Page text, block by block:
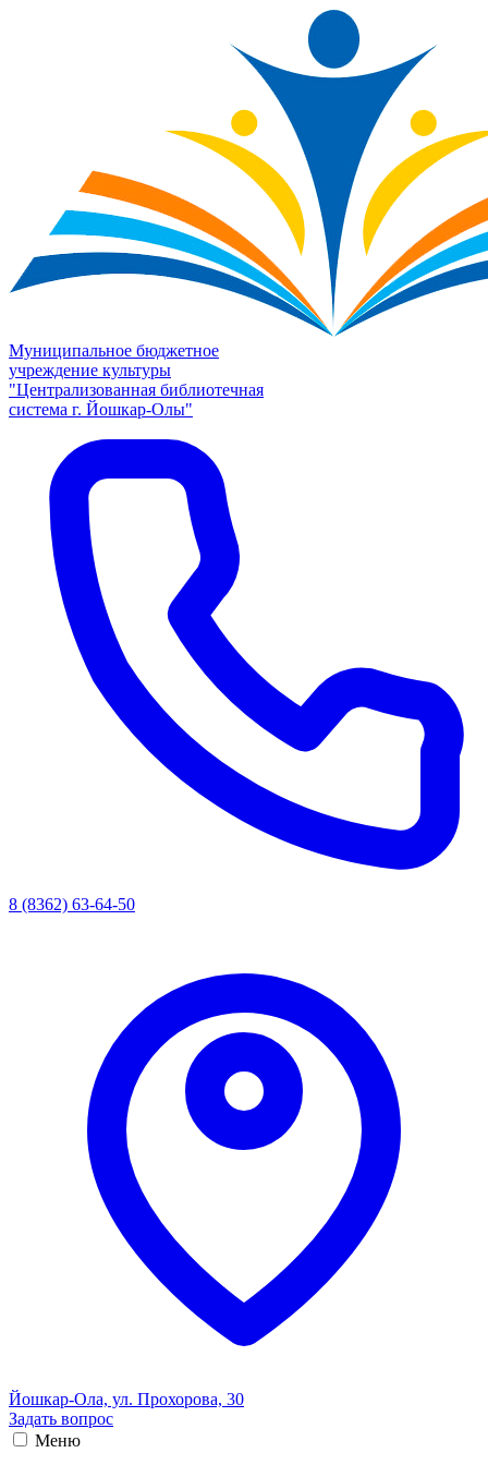
Муниципальное бюджетное
учреждение культуры
"Централизованная библиотечная
система г. Йошкар-Олы"
8 (8362) 63-64-50
Йошкар-Ола, ул. Прохорова, 30
Задать вопрос
Меню